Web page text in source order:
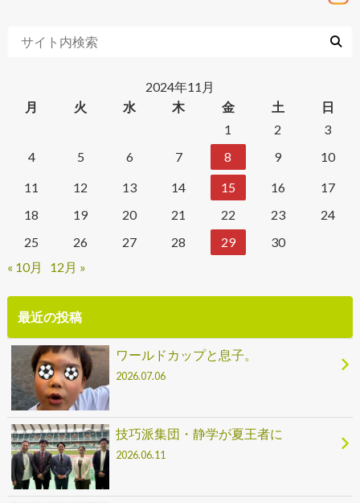
2024年11月
月
火 水 木 金 土
日
1
2
3
4
5 6 7 8 9
10
11
12 13 14 15 16
17
18
19 20 21 22 23
24
25
26 27 28 29
30
« 10月
12月 »
最近の投稿
ワールドカップと息子。
2026.07.06
技巧派集団・静学が夏王者に
2026.06.11